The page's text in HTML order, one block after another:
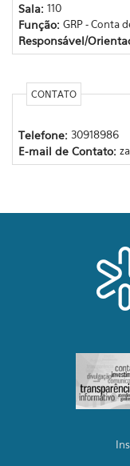
Sala: 110
Função: GRP - Conta
Responsável/
CONTATO
Telefone: 30918986
E-mail de Contato: